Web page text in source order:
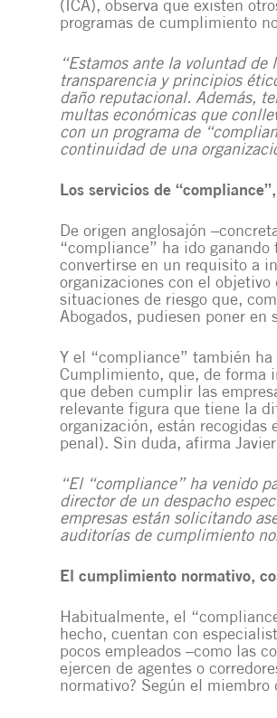
(ICA), observa que existen
programas de cumplimiento
“Estamos ante la voluntad
transparencia y principios
daño reputacional. Además,
multas económicas que
con un programa de
continuidad de una
Los servicios de
De origen anglosajón
“compliance” ha ido
convertirse en un requisito a
organizaciones con el
situaciones de riesgo que,
Abogados, pudiesen poner
Y el “compliance” también
Cumplimiento, que, de forma
que deben cumplir las
relevante figura que tiene la
organización, están
penal). Sin duda, afirma
“El “compliance” ha venido
director de un despacho
empresas están solicitando
auditorías de cumplimiento
El cumplimiento normativo,
Habitualmente, el
hecho, cuentan con
pocos empleados –como las
ejercen de agentes o
normativo? Según el